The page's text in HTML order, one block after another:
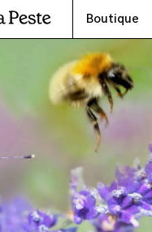
Boutique